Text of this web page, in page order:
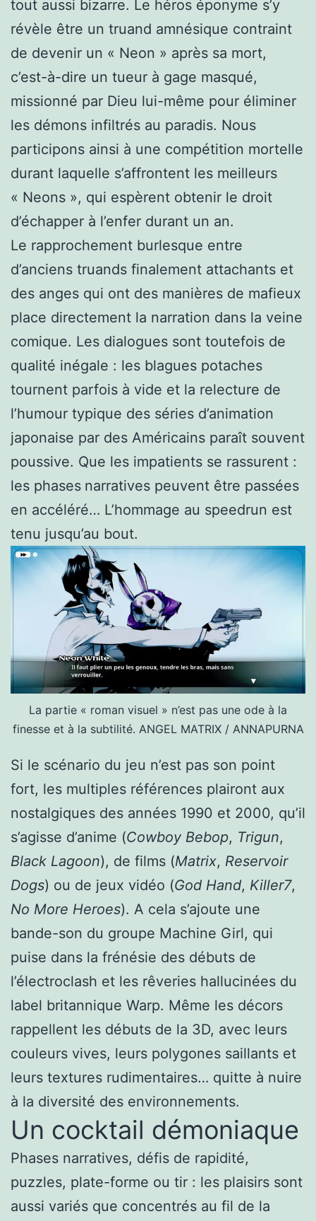
tout aussi bizarre. Le héros éponyme s’y
révèle être un truand amnésique contraint
de devenir un « Neon » après sa mort,
c’est-à-dire un tueur à gage masqué,
missionné par Dieu lui-même pour éliminer
les démons infiltrés au paradis. Nous
participons ainsi à une compétition mortelle
durant laquelle s’affrontent les meilleurs
« Neons », qui espèrent obtenir le droit
d’échapper à l’enfer durant un an.
Le rapprochement burlesque entre
d’anciens truands finalement attachants et
des anges qui ont des manières de mafieux
place directement la narration dans la veine
comique. Les dialogues sont toutefois de
qualité inégale : les blagues potaches
tournent parfois à vide et la relecture de
l’humour typique des séries d’animation
japonaise par des Américains paraît souvent
poussive. Que les impatients se rassurent :
les phases narratives peuvent être passées
en accéléré… L’hommage au speedrun est
tenu jusqu’au bout.
La partie « roman visuel » n’est pas une ode à la
finesse et à la subtilité. ANGEL MATRIX / ANNAPURNA
Si le scénario du jeu n’est pas son point
fort, les multiples références plairont aux
nostalgiques des années 1990 et 2000, qu’il
s’agisse d’anime (Cowboy Bebop, Trigun,
Black Lagoon), de films (Matrix, Reservoir
Dogs) ou de jeux vidéo (God Hand, Killer7,
No More Heroes). A cela s’ajoute une
bande-son du groupe Machine Girl, qui
puise dans la frénésie des débuts de
l’électroclash et les rêveries hallucinées du
label britannique Warp. Même les décors
rappellent les débuts de la 3D, avec leurs
couleurs vives, leurs polygones saillants et
leurs textures rudimentaires… quitte à nuire
à la diversité des environnements.
Un cocktail démoniaque
Phases narratives, défis de rapidité,
puzzles, plate-forme ou tir : les plaisirs sont
aussi variés que concentrés au fil de la